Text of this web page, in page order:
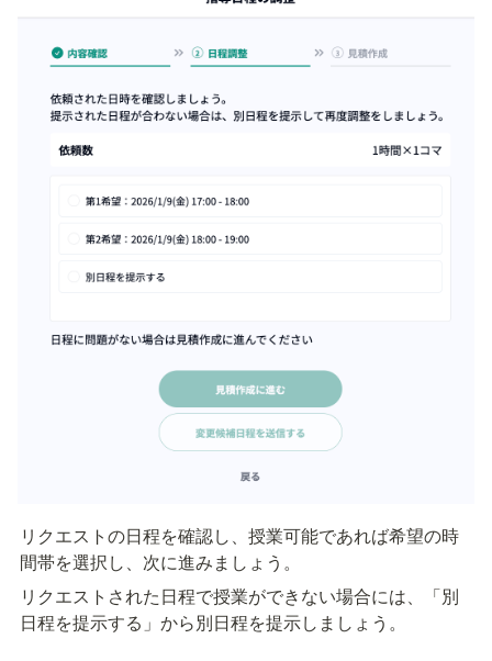
リクエストの日程を確認し、授業可能であれば希望の時
間帯を選択し、次に進みましょう。
リクエストされた日程で授業ができない場合には、「別
日程を提示する」から別日程を提示しましょう。